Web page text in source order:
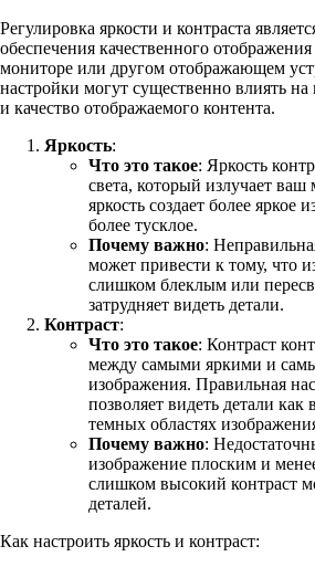
Регулировка яркости и контраста
обеспечения качественного
мониторе или другом отображающем
настройки могут существенно влиять на
и качество отображаемого контента.
Яркость:
Что это такое: Яркость
света, который излучает
яркость создает более
более тусклое.
Почему важно:
может привести к тому, что
слишком блеклым или
затрудняет видеть детали.
Контраст:
Что это такое: Контраст
между самыми яркими и
изображения. Правильная
позволяет видеть детали как
темных областях
Почему важно:
изображение плоским и
слишком высокий контраст
деталей.
Как настроить яркость и контраст: